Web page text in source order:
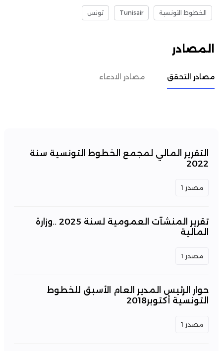
الخطوط التونسية Tunisair تونس
المصادر
مصادر التحقق مصادر الادعاء
التقرير المالي لمجمع الخطوط التونسية سنة
2022
مصدر 1
تقرير المنشآت العمومية لسنة 2025 ..وزارة
المالية
مصدر 1
حوار الرئيس المدير العام الأسبق للخطوط
التونسية أكتوبر2018
مصدر 1